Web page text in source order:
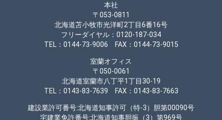
本社
〒053-0811
北海道苫小牧市光洋町2丁目6番16号
フリーダイヤル：0120-187-034
TEL：0144-73-9006 FAX：0144-73-9015
室蘭オフィス
〒050-0061
北海道室蘭市八丁平1丁目30-19
TEL：0143-83-7639 FAX：0143-83-7663
建設業許可番号:北海道知事許可（特-3）胆第00090号
宅建業免許番号:北海道知事胆振（3）第969号